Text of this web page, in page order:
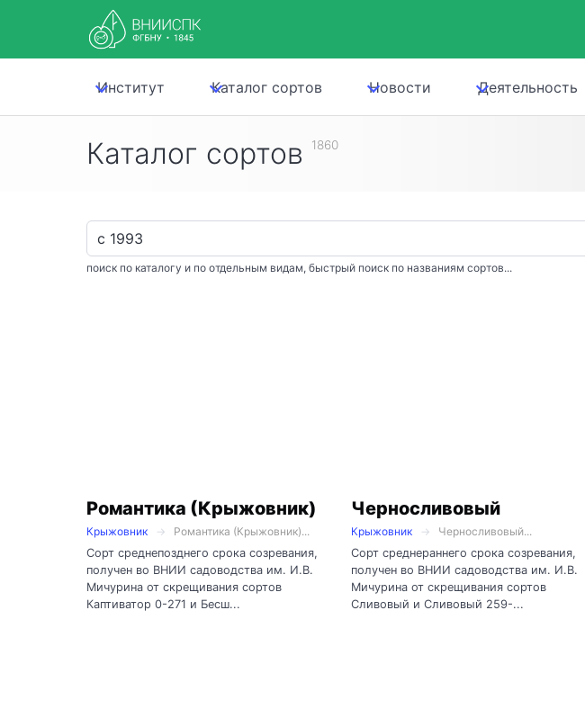
Институт Каталог сортов Новости Деятельность
Каталог сортов 1860
поиск по каталогу и по отдельным видам, быстрый поиск по названиям сортов...
Романтика (Крыжовник)
Крыжовник
Романтика (Крыжовник)...
Сорт среднепозднего срока созревания,
получен во ВНИИ садоводства им. И.В.
Мичурина от скрещивания сортов
Каптиватор 0-271 и Бесш...
Черносливовый
Крыжовник
Черносливовый...
Сорт среднераннего срока созревания,
получен во ВНИИ садоводства им. И.В.
Мичурина от скрещивания сортов
Сливовый и Сливовый 259-...